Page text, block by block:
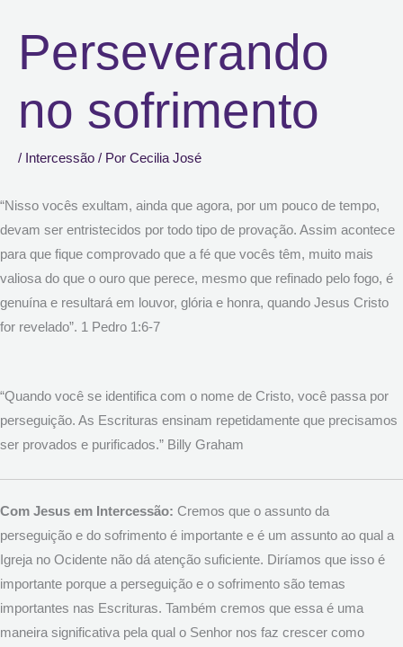
Perseverando
no sofrimento
/ Intercessão / Por Cecilia José
“Nisso vocês exultam, ainda que agora, por um pouco de tempo,
devam ser entristecidos por todo tipo de provação. Assim acontece
para que fique comprovado que a fé que vocês têm, muito mais
valiosa do que o ouro que perece, mesmo que refinado pelo fogo, é
genuína e resultará em louvor, glória e honra, quando Jesus Cristo
for revelado”. 1 Pedro 1:6-7
“Quando você se identifica com o nome de Cristo, você passa por
perseguição. As Escrituras ensinam repetidamente que precisamos
ser provados e purificados.” Billy Graham
Com Jesus em Intercessão: Cremos que o assunto da
perseguição e do sofrimento é importante e é um assunto ao qual a
Igreja no Ocidente não dá atenção suficiente. Diríamos que isso é
importante porque a perseguição e o sofrimento são temas
importantes nas Escrituras. Também cremos que essa é uma
maneira significativa pela qual o Senhor nos faz crescer como